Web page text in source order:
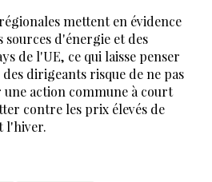
mettent en évidence
sources d'énergie et des
de l'UE, ce qui laisse penser
dirigeants risque de ne pas
une action commune à court
contre les prix élevés de
l'hiver.